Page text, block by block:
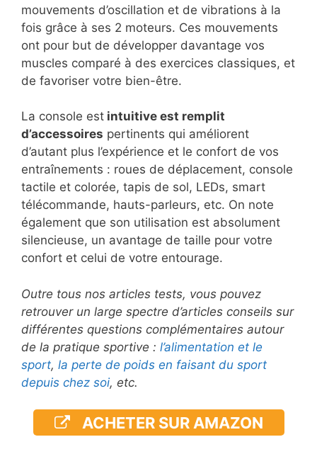
mouvements d’oscillation et de vibrations à la
fois grâce à ses 2 moteurs. Ces mouvements
ont pour but de développer davantage vos
muscles comparé à des exercices classiques, et
de favoriser votre bien-être.
La console est intuitive est remplit
d’accessoires pertinents qui améliorent
d’autant plus l’expérience et le confort de vos
entraînements : roues de déplacement, console
tactile et colorée, tapis de sol, LEDs, smart
télécommande, hauts-parleurs, etc. On note
également que son utilisation est absolument
silencieuse, un avantage de taille pour votre
confort et celui de votre entourage.
Outre tous nos articles tests, vous pouvez
retrouver un large spectre d’articles conseils sur
différentes questions complémentaires autour
de la pratique sportive : l’alimentation et le
sport, la perte de poids en faisant du sport
depuis chez soi, etc.
ACHETER SUR AMAZON